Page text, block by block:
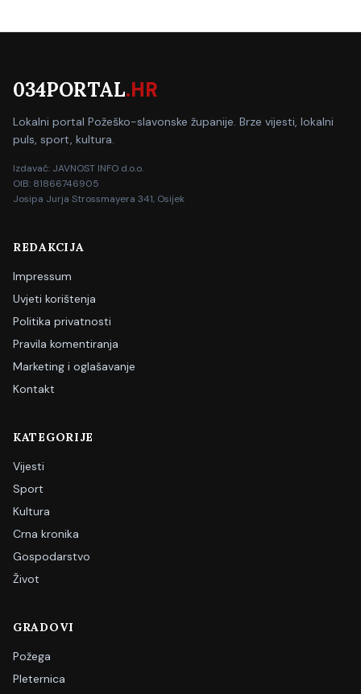
034PORTAL.HR
Lokalni portal Požeško-slavonske županije. Brze vijesti, lokalni
puls, sport, kultura.
Izdavač: JAVNOST INFO d.o.o.
OIB: 81866746905
Josipa Jurja Strossmayera 341, Osijek
REDAKCIJA
Impressum
Uvjeti korištenja
Politika privatnosti
Pravila komentiranja
Marketing i oglašavanje
Kontakt
KATEGORIJE
Vijesti
Sport
Kultura
Crna kronika
Gospodarstvo
Život
GRADOVI
Požega
Pleternica